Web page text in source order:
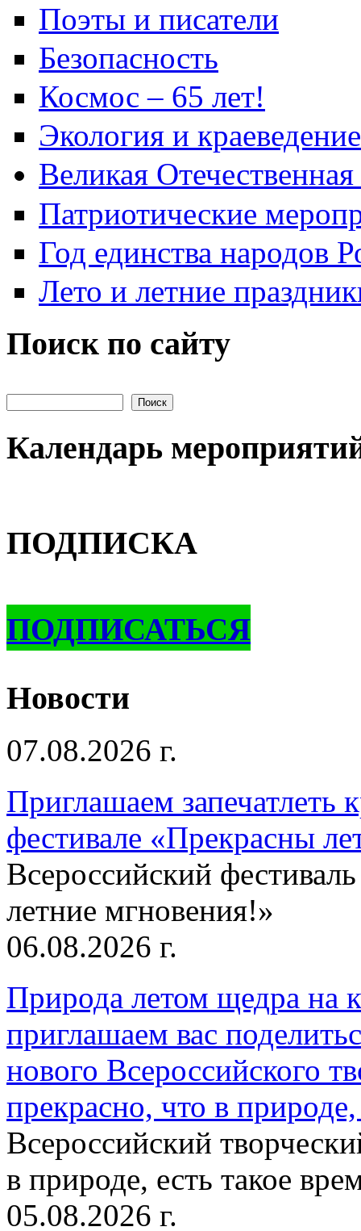
Поэты и писатели
Безопасность
Космос – 65 лет!
Экология и краеведение
Великая
Патриотические
Год единства народов
Лето и летние
Поиск по сайту
Календарь
ПОДПИСКА
ПОДПИСАТЬСЯ
Новости
07.08.2026 г.
Приглашаем запечатлеть
фестивале «Прекрасны
Всероссийский
летние мгновения!»
06.08.2026 г.
Природа летом щедра на
приглашаем вас
нового Всероссийского
прекрасно, что в
Всероссийский
в природе, есть такое
05.08.2026 г.